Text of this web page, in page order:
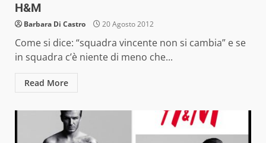
H&M
Barbara Di Castro 20 Agosto 2012
Come si dice: “squadra vincente non si cambia” e se
in squadra c’è niente di meno che...
Read More